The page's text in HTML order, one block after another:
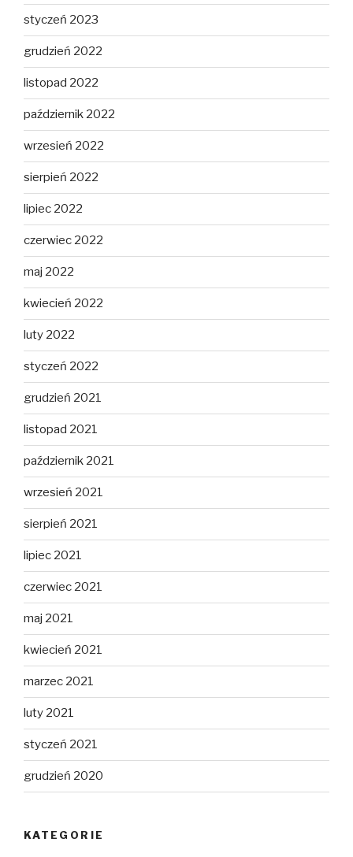
styczeń 2023
grudzień 2022
listopad 2022
październik 2022
wrzesień 2022
sierpień 2022
lipiec 2022
czerwiec 2022
maj 2022
kwiecień 2022
luty 2022
styczeń 2022
grudzień 2021
listopad 2021
październik 2021
wrzesień 2021
sierpień 2021
lipiec 2021
czerwiec 2021
maj 2021
kwiecień 2021
marzec 2021
luty 2021
styczeń 2021
grudzień 2020
KATEGORIE